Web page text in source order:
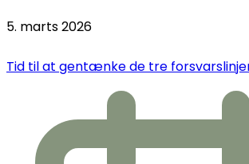
5. marts 2026
Tid til at gentænke de tre